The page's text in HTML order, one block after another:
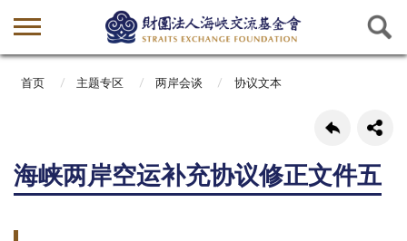
首页 主题专区 两岸会谈 协议文本
海峡两岸空运补充协议修正文件五